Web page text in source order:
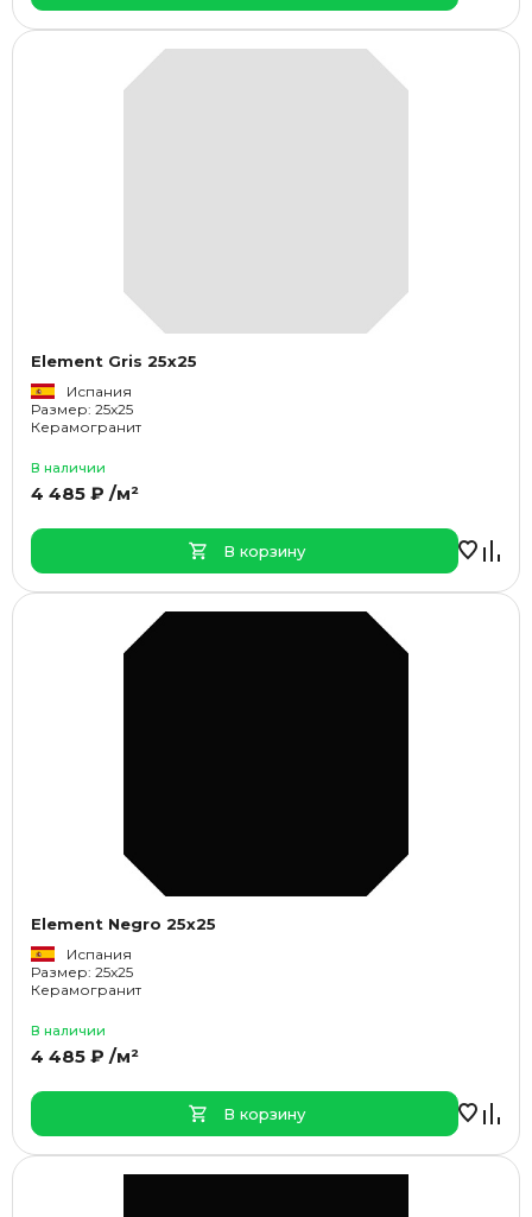
Element Gris 25x25
Испания
Размер: 25x25
Керамогранит
В наличии
4 485 ₽ /м²
В корзину
Element Negro 25x25
Испания
Размер: 25x25
Керамогранит
В наличии
4 485 ₽ /м²
В корзину